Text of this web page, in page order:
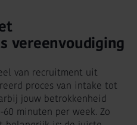
vereenvoudiging
van recruitment uit
proces van intake tot
jouw betrokkenheid
minuten per week. Zo